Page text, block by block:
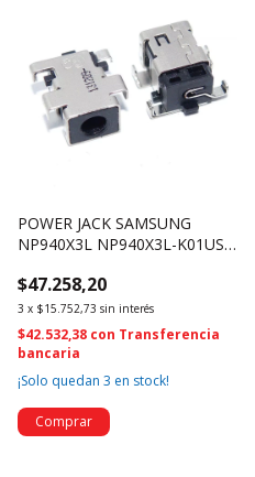
POWER JACK SAMSUNG
NP940X3L NP940X3L-K01US
(567)
$47.258,20
3 x $15.752,73 sin interés
$42.532,38 con Transferencia
bancaria
¡Solo quedan 3 en stock!